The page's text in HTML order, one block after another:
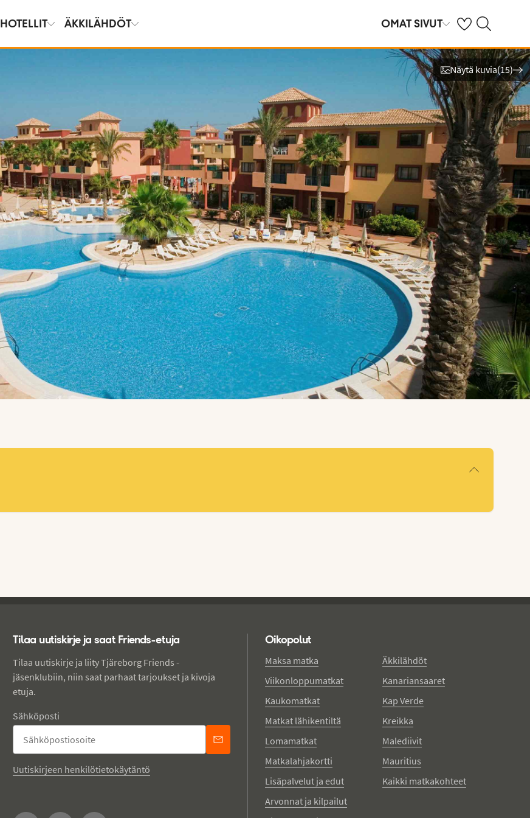
HOTELLIT ÄKKILÄHDÖT OMAT SIVUT OmatHaku
Näytä kuvia(15)
Tilaa uutiskirje ja saat Friends-etuja
Tilaa uutiskirje ja liity Tjäreborg Friends -
jäsenklubiin, niin saat parhaat tarjoukset ja kivoja
etuja.
Sähköposti
Uutiskirjeen henkilötietokäytäntö
Oikopolut
Maksa matka
Viikonloppumatkat
Kaukomatkat
Matkat lähikentiltä
Lomamatkat
Matkalahjakortti
Lisäpalvelut ja edut
Arvonnat ja kilpailut
Äkkilähdöt
Kanariansaaret
Kap Verde
Kreikka
Malediivit
Mauritius
Kaikki matkakohteet